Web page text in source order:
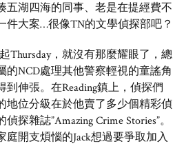
五湖四海的同事、老是在提經費不
件大案…很像TN的文學偵探部吧？
Thursday，就沒有那麼耀眼了，總
的NCD處理其他警察輕視的童謠角
到伸張。在Reading鎮上，偵探們
地位分級在於他賣了多少個精彩偵
探雜誌”Amazing Crime Stories”。
開支煩惱的Jack想過要爭取加入